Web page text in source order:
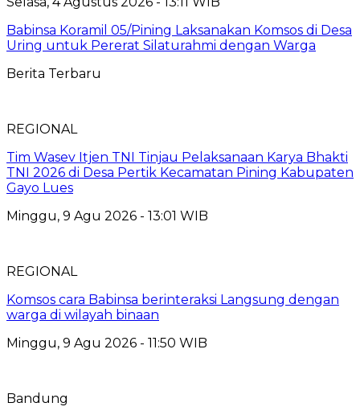
Babinsa Koramil 05/Pining Laksanakan Komsos di Desa
Uring untuk Pererat Silaturahmi dengan Warga
Berita Terbaru
REGIONAL
Tim Wasev Itjen TNI Tinjau Pelaksanaan Karya Bhakti
TNI 2026 di Desa Pertik Kecamatan Pining Kabupaten
Gayo Lues
Minggu, 9 Agu 2026 - 13:01 WIB
REGIONAL
Komsos cara Babinsa berinteraksi Langsung dengan
warga di wilayah binaan
Minggu, 9 Agu 2026 - 11:50 WIB
Bandung